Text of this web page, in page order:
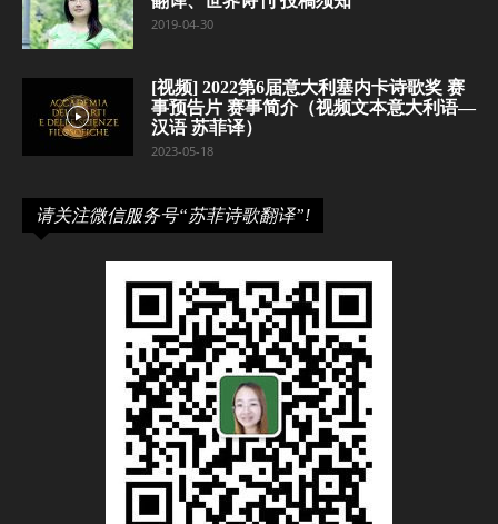
2019-04-30
[视频] 2022第6届意大利塞内卡诗歌奖 赛
事预告片 赛事简介（视频文本意大利语—
汉语 苏菲译）
2023-05-18
请关注微信服务号“苏菲诗歌翻译”!